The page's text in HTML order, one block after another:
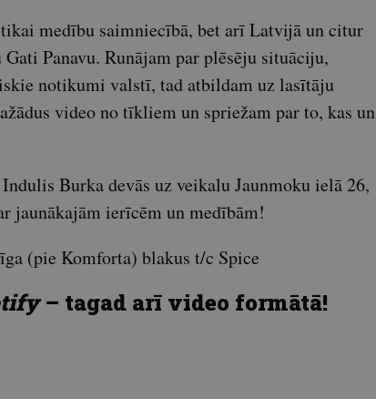
medību saimniecībā, bet arī Latvijā un citur
Panavu. Runājam par plēsēju situāciju,
notikumi valstī, tad atbildam uz lasītāju
video no tīkliem un spriežam par to, kas un
Burka devās uz veikalu Jaunmoku ielā 26,
jaunākajām ierīcēm un medībām!
(pie Komforta) blakus t/c Spice
– tagad arī video formātā!